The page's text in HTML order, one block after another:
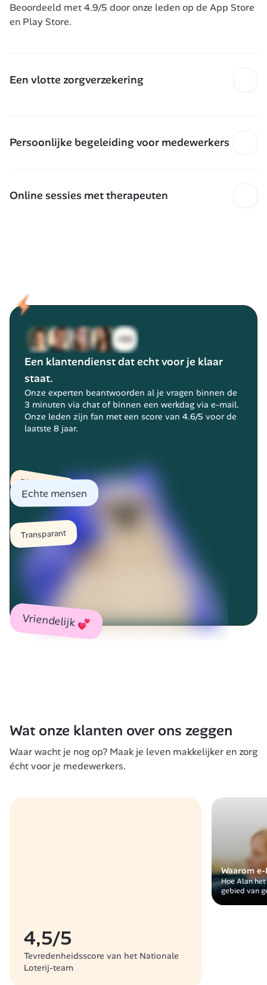
Beoordeeld met 4.9/5 door onze leden op de App Store
en Play Store.
Een vlotte zorgverzekering
responsieve klantenservice (<3 min).
Persoonlijke begeleiding voor medewerkers
naar je therapeut, diëtist, fysiotherapeut...
Online sessies met therapeuten
Bliksemsnel
Transparant
Echte mensen
Een klantendienst dat echt voor je klaar
staat.
Onze experten beantwoorden al je vragen binnen de
3 minuten via chat of binnen een werkdag via e-mail.
Onze leden zijn fan met een score van 4.6/5 voor de
laatste 8 jaar.
Vriendelijk
Wat onze klanten over ons zeggen
Waar wacht je nog op? Maak je leven makkelijker en zorg
écht voor je medewerkers.
4,5/5
Tevredenheidsscore van het Nationale
Loterij-team
Waarom
Hoe Alan
gebied van